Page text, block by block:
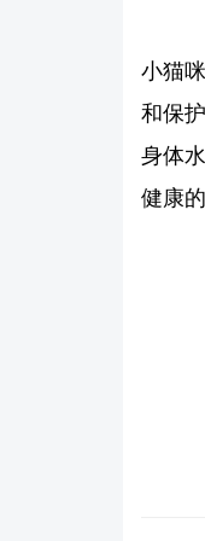
小猫
和保
身体
健康